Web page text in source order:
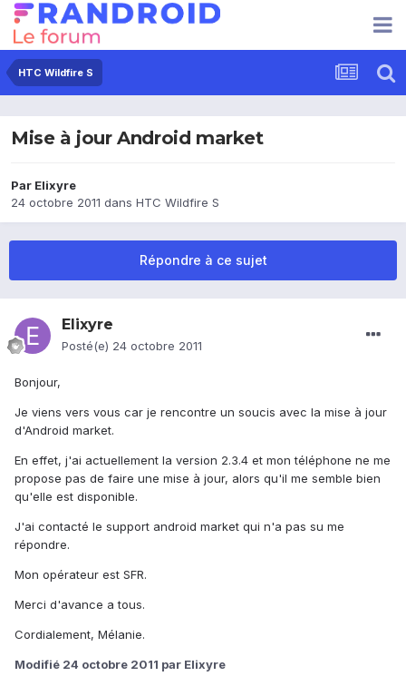
HTC Wildfire S
Mise à jour Android market
Par Elixyre
24 octobre 2011 dans HTC Wildfire S
Répondre à ce sujet
Elixyre
Posté(e) 24 octobre 2011
Bonjour,
Je viens vers vous car je rencontre un soucis avec la mise à jour
d'Android market.
En effet, j'ai actuellement la version 2.3.4 et mon téléphone ne me
propose pas de faire une mise à jour, alors qu'il me semble bien
qu'elle est disponible.
J'ai contacté le support android market qui n'a pas su me
répondre.
Mon opérateur est SFR.
Merci d'avance a tous.
Cordialement, Mélanie.
Modifié 24 octobre 2011 par Elixyre